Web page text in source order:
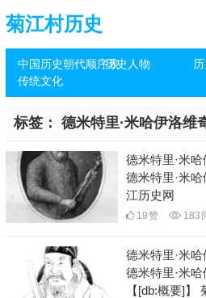
菊江村历史
中国历史朝代顺序表历史人物
传统文化
标签： 德米特里·米哈伊洛维
德米特里·米哈
德米特里·米
江历史网
19赞 183
德米特里·米哈
德米特里·米
【[db:概要]】